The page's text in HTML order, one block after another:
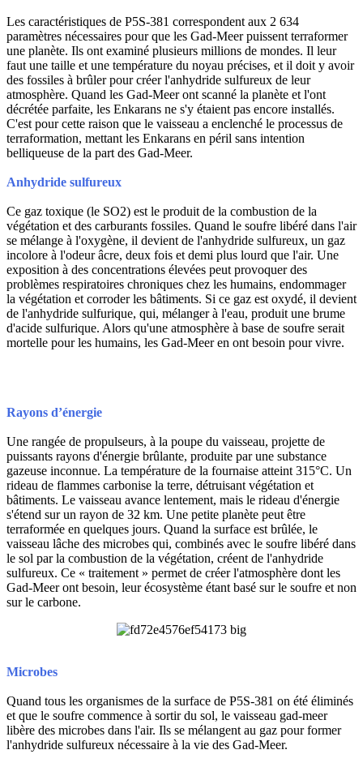
Les caractéristiques de P5S-381 correspondent aux 2 634
paramètres nécessaires pour que les Gad-Meer puissent terraformer
une planète. Ils ont examiné plusieurs millions de mondes. Il leur
faut une taille et une température du noyau précises, et il doit y avoir
des fossiles à brûler pour créer l'anhydride sulfureux de leur
atmosphère. Quand les Gad-Meer ont scanné la planète et l'ont
décrétée parfaite, les Enkarans ne s'y étaient pas encore installés.
C'est pour cette raison que le vaisseau a enclenché le processus de
terraformation, mettant les Enkarans en péril sans intention
belliqueuse de la part des Gad-Meer.
Anhydride sulfureux
Ce gaz toxique (le SO2) est le produit de la combustion de la
végétation et des carburants fossiles. Quand le soufre libéré dans l'air
se mélange à l'oxygène, il devient de l'anhydride sulfureux, un gaz
incolore à l'odeur âcre, deux fois et demi plus lourd que l'air. Une
exposition à des concentrations élevées peut provoquer des
problèmes respiratoires chroniques chez les humains, endommager
la végétation et corroder les bâtiments. Si ce gaz est oxydé, il devient
de l'anhydride sulfurique, qui, mélanger à l'eau, produit une brume
d'acide sulfurique. Alors qu'une atmosphère à base de soufre serait
mortelle pour les humains, les Gad-Meer en ont besoin pour vivre.
Rayons d’énergie
Une rangée de propulseurs, à la poupe du vaisseau, projette de
puissants rayons d'énergie brûlante, produite par une substance
gazeuse inconnue. La température de la fournaise atteint 315°C. Un
rideau de flammes carbonise la terre, détruisant végétation et
bâtiments. Le vaisseau avance lentement, mais le rideau d'énergie
s'étend sur un rayon de 32 km. Une petite planète peut être
terraformée en quelques jours. Quand la surface est brûlée, le
vaisseau lâche des microbes qui, combinés avec le soufre libéré dans
le sol par la combustion de la végétation, créent de l'anhydride
sulfureux. Ce « traitement » permet de créer l'atmosphère dont les
Gad-Meer ont besoin, leur écosystème étant basé sur le soufre et non
sur le carbone.
Microbes
Quand tous les organismes de la surface de P5S-381 on été éliminés
et que le soufre commence à sortir du sol, le vaisseau gad-meer
libère des microbes dans l'air. Ils se mélangent au gaz pour former
l'anhydride sulfureux nécessaire à la vie des Gad-Meer.